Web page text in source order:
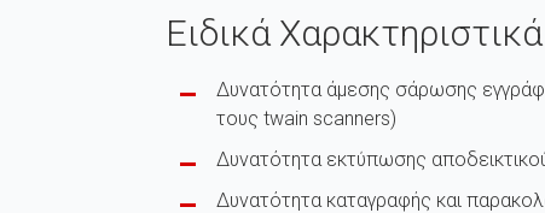
Ειδικά Χαρακτηριστικά
Δυνατότητα άμεσης σάρωσης
τους twain scanners)
Δυνατότητα εκτύπωσης
Δυνατότητα καταγραφής και